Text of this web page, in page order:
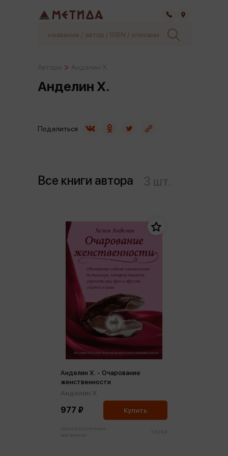
Анделин Х.
Все книги автора
Поделиться
Анделин Х. - Очарование
женственности
Анделин Х.
977 ₽ Купить